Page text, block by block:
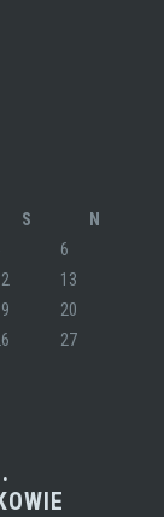
S
N
6
13
20
27